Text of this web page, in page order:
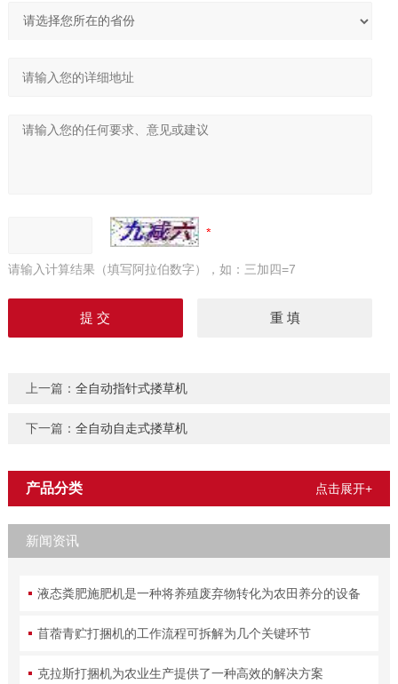
请输入计算结果（填写阿拉伯数字），如：三加四=7
上一篇： 全自动指针式搂草机
下一篇： 全自动自走式搂草机
产品分类 点击展开+
新闻资讯
液态粪肥施肥机是一种将养殖废弃物转化为农田养分的设备
苜蓿青贮打捆机的工作流程可拆解为几个关键环节
克拉斯打捆机为农业生产提供了一种高效的解决方案